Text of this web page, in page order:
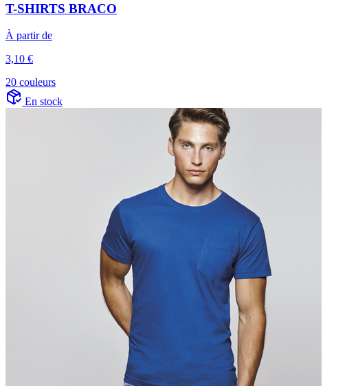
T-SHIRTS BRACO
À partir de
3,10 €
20 couleurs
En stock